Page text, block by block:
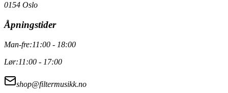
0154 Oslo
Åpningstider
Man-fre:11:00 - 18:00
Lør:11:00 - 17:00
shop@filtermusikk.no